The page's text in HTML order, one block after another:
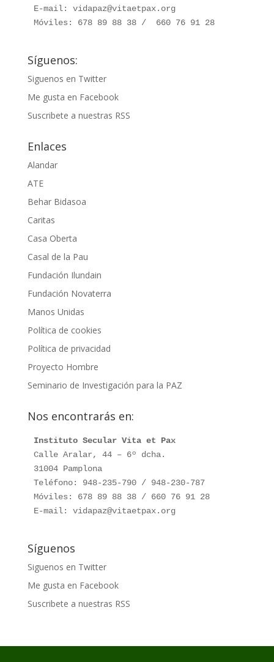
E-mail: vidapaz@vitaetpax.org
Móviles: 678 89 88 38 /  660 76 91 28
Síguenos:
Siguenos en Twitter
Me gusta en Facebook
Suscribete a nuestras RSS
Enlaces
Alandar
ATE
Behar Bidasoa
Caritas
Casa Oberta
Casal de la Pau
Fundación Ilundain
Fundación Novaterra
Manos Unidas
Política de cookies
Política de privacidad
Proyecto Hombre
Seminario de Investigación para la PAZ
Nos encontrarás en:
Instituto Secular Vita et Pax
Calle Aralar, 44 – 6º dcha.
31004 Pamplona
Teléfono: 948-235-790 / 948-230-787
Móviles: 678 89 88 38 / 660 76 91 28
E-mail: vidapaz@vitaetpax.org
Síguenos
Siguenos en Twitter
Me gusta en Facebook
Suscribete a nuestras RSS